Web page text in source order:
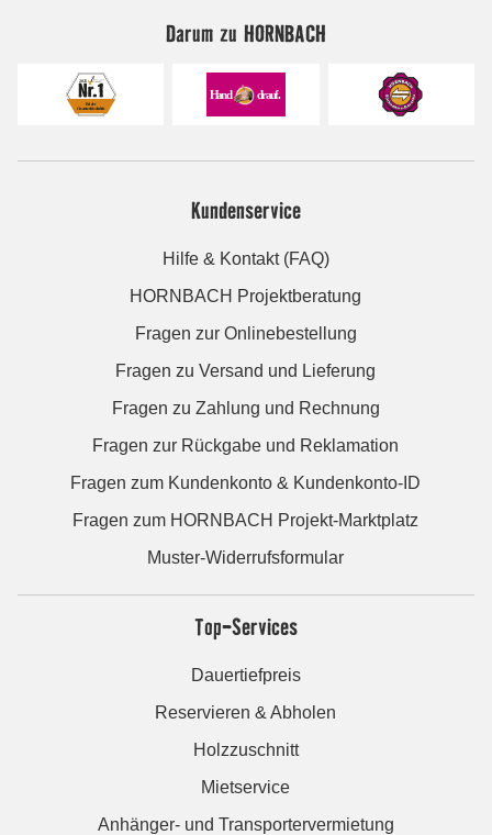
Darum zu HORNBACH
Kundenservice
Hilfe & Kontakt (FAQ)
HORNBACH Projektberatung
Fragen zur Onlinebestellung
Fragen zu Versand und Lieferung
Fragen zu Zahlung und Rechnung
Fragen zur Rückgabe und Reklamation
Fragen zum Kundenkonto & Kundenkonto-ID
Fragen zum HORNBACH Projekt-Marktplatz
Muster-Widerrufsformular
Top-Services
Dauertiefpreis
Reservieren & Abholen
Holzzuschnitt
Mietservice
Anhänger- und Transportervermietung